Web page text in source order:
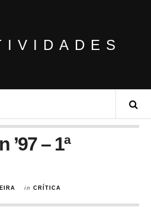
’97 – 1ª
in CRÍTICA